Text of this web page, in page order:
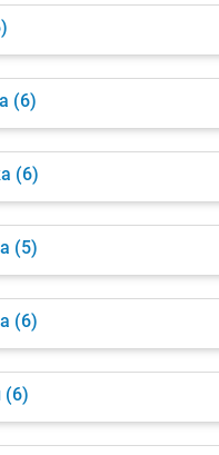
(6)
(6)
(5)
(6)
(6)